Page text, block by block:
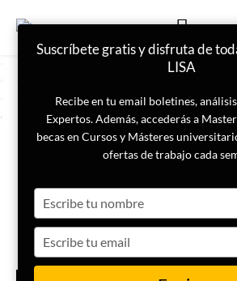
ETIQUETA
UCO
La Europol
del clan de los
Suscríbete gratis y disfruta de
LISA
Recibe en tu email boletines,
Expertos. Además, accederás a
becas en Cursos y Másteres
ofertas de trabajo cada
your
name
your
email